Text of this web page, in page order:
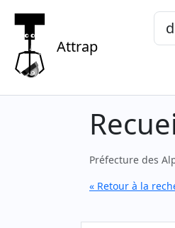
Attrap
Préfecture des
« Retour à la